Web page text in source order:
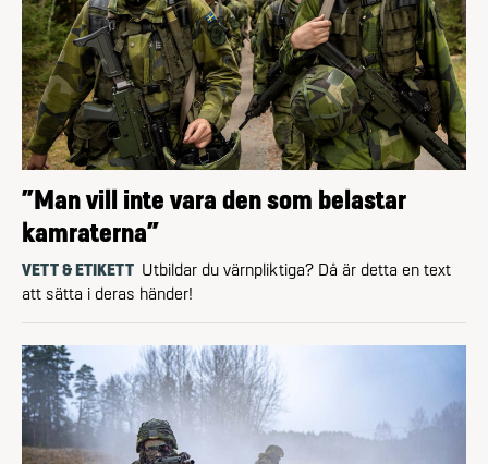
”Man vill inte vara den som belastar
kamraterna”
VETT & ETIKETT Utbildar du värnpliktiga? Då är detta en text
att sätta i deras händer!